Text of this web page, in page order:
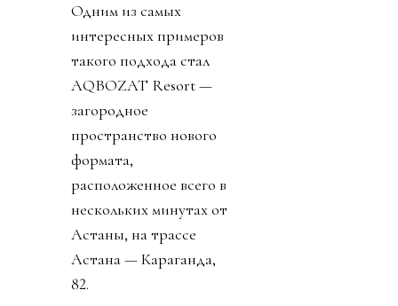
Одним из самых
интересных примеров
такого подхода стал
AQBOZAT Resort —
загородное
пространство нового
формата,
расположенное всего в
нескольких минутах от
Астаны, на трассе
Астана — Караганда,
82.